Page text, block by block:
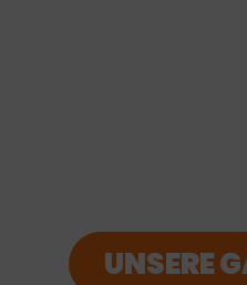
UNSERE